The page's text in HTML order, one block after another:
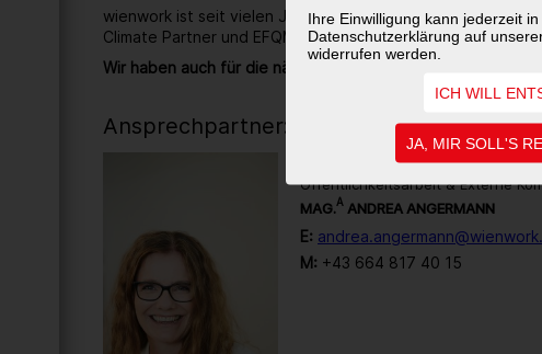
Ihre Einwilligung kann jederzeit
Datenschutzerklärung auf
widerrufen werden.
ICH WILL
JA, MIR SOLL'S
wienwork ist seit vielen Jahren ausgezeichneter
Climate Partner und EFQM zertifiziert (Gütezeichen für
Wir haben auch für die nächsten 40 Jahre noch sehr viel vor.
Ansprechpartner:in
Öffentlichkeitsarbeit & Externe
MAG.A ANDREA ANGERMANN
E:
M: +43 664 817 40 15